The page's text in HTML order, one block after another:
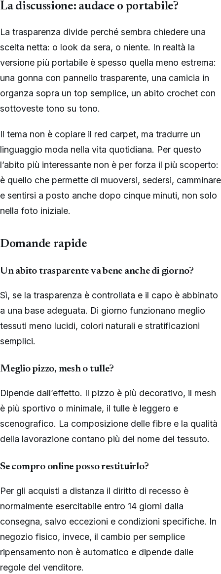
La discussione: audace o portabile?
La trasparenza divide perché sembra chiedere una
scelta netta: o look da sera, o niente. In realtà la
versione più portabile è spesso quella meno estrema:
una gonna con pannello trasparente, una camicia in
organza sopra un top semplice, un abito crochet con
sottoveste tono su tono.
Il tema non è copiare il red carpet, ma tradurre un
linguaggio moda nella vita quotidiana. Per questo
l’abito più interessante non è per forza il più scoperto:
è quello che permette di muoversi, sedersi, camminare
e sentirsi a posto anche dopo cinque minuti, non solo
nella foto iniziale.
Domande rapide
Un abito trasparente va bene anche di giorno?
Sì, se la trasparenza è controllata e il capo è abbinato
a una base adeguata. Di giorno funzionano meglio
tessuti meno lucidi, colori naturali e stratificazioni
semplici.
Meglio pizzo, mesh o tulle?
Dipende dall’effetto. Il pizzo è più decorativo, il mesh
è più sportivo o minimale, il tulle è leggero e
scenografico. La composizione delle fibre e la qualità
della lavorazione contano più del nome del tessuto.
Se compro online posso restituirlo?
Per gli acquisti a distanza il diritto di recesso è
normalmente esercitabile entro 14 giorni dalla
consegna, salvo eccezioni e condizioni specifiche. In
negozio fisico, invece, il cambio per semplice
ripensamento non è automatico e dipende dalle
regole del venditore.